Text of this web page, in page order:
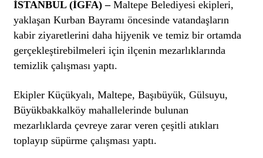
İSTANBUL (İGFA) –Maltepe Belediyesi ekipleri,
yaklaşan Kurban Bayramı öncesinde vatandaşların
kabir ziyaretlerini daha hijyenik ve temiz bir ortamda
gerçekleştirebilmeleri için ilçenin mezarlıklarında
temizlik çalışması yaptı.
Ekipler Küçükyalı, Maltepe, Başıbüyük, Gülsuyu,
Büyükbakkalköy mahallelerinde bulunan
mezarlıklarda çevreye zarar veren çeşitli atıkları
toplayıp süpürme çalışması yaptı.